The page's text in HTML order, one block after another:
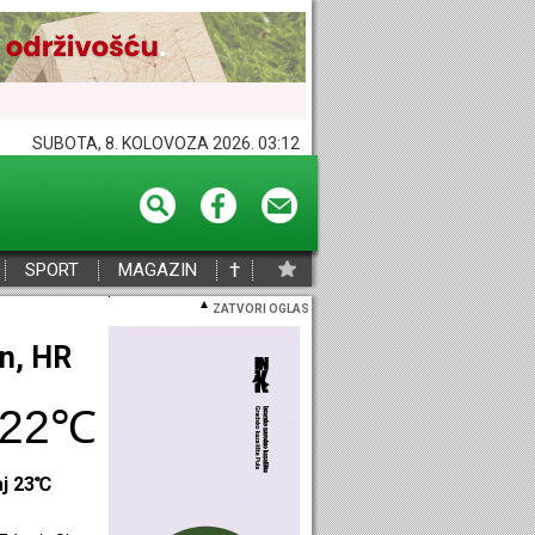
SUBOTA, 8. KOLOVOZA 2026. 03:12
SPORT MAGAZIN †
ZATVORI OGLAS
HR
28℃